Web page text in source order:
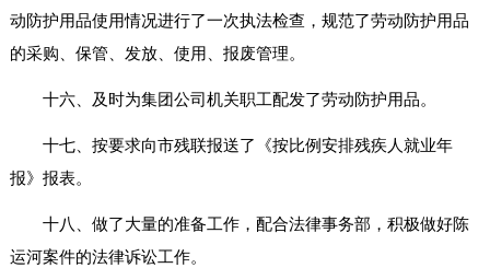
动防护用品使用情况进行了一次执法检查，规范了劳动防护用品
的采购、保管、发放、使用、报废管理。
十六、及时为集团公司机关职工配发了劳动防护用品。
十七、按要求向市残联报送了《按比例安排残疾人就业年
报》报表。
十八、做了大量的准备工作，配合法律事务部，积极做好陈
运河案件的法律诉讼工作。